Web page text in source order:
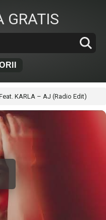
GRATIS
KARLA – AJ (Radio Edit)